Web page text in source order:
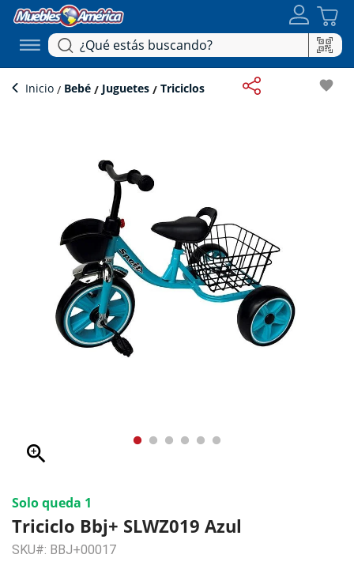
Inicio Bebé Juguetes Triciclos favorite
zoom_in
Solo queda 1
Triciclo Bbj+ SLWZ019 Azul
SKU#: BBJ+00017